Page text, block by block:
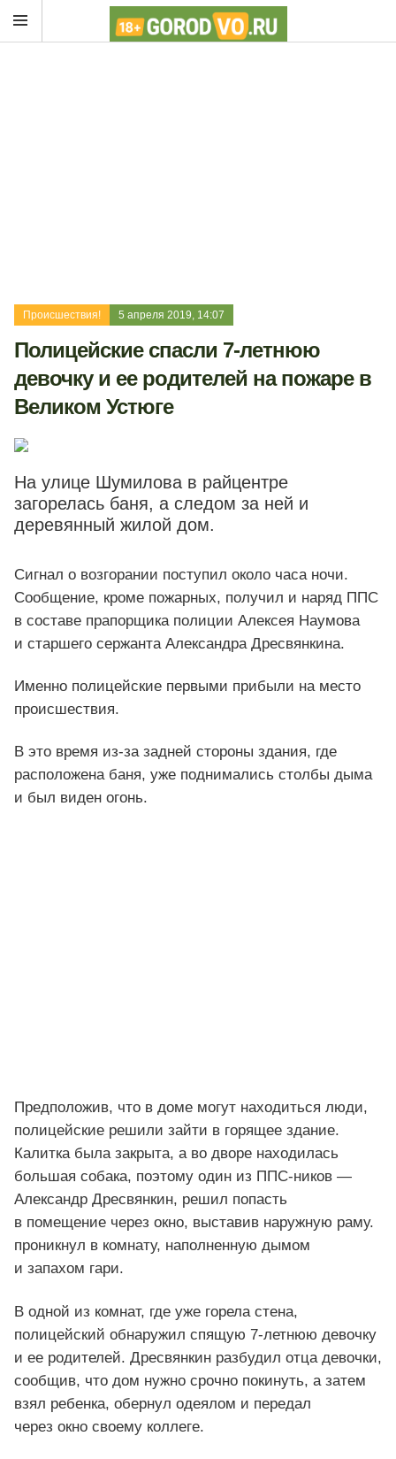
Происшествия! 5 апреля 2019, 14:07
Полицейские спасли 7-летнюю
девочку и ее родителей на пожаре в
Великом Устюге
На улице Шумилова в райцентре
загорелась баня, а следом за ней и
деревянный жилой дом.
Сигнал о возгорании поступил около часа ночи.
Сообщение, кроме пожарных, получил и наряд ППС
в составе прапорщика полиции Алексея Наумова
и старшего сержанта Александра Дресвянкина.
Именно полицейские первыми прибыли на место
происшествия.
В это время из-за задней стороны здания, где
расположена баня, уже поднимались столбы дыма
и был виден огонь.
Предположив, что в доме могут находиться люди,
полицейские решили зайти в горящее здание.
Калитка была закрыта, а во дворе находилась
большая собака, поэтому один из ППС-ников —
Александр Дресвянкин, решил попасть
в помещение через окно, выставив наружную раму.
проникнул в комнату, наполненную дымом
и запахом гари.
В одной из комнат, где уже горела стена,
полицейский обнаружил спящую 7-летнюю девочку
и ее родителей. Дресвянкин разбудил отца девочки,
сообщив, что дом нужно срочно покинуть, а затем
взял ребенка, обернул одеялом и передал
через окно своему коллеге.